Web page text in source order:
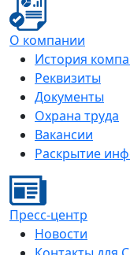
О компании
История
Реквизиты
Документы
Охрана труда
Вакансии
Раскрытие
Пресс-центр
Новости